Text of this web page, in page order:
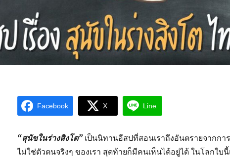
Facebook X Line
“สุนัขในร่างสิงโต”เป็นนิทานอีสปที่สอนเราถึงอันตรายจากกา
ไม่ใช่ตัวตนจริงๆ ของเรา สุดท้ายก็มีคนเห็นได้อยู่ได้ ในโลกใบ